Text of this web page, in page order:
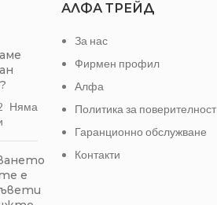
Няма
е
АЛФА ТРЕЙД
За нас
Фирмен профил
Алфа
Политика за поверителност
Гаранционно обслужване
Контакти